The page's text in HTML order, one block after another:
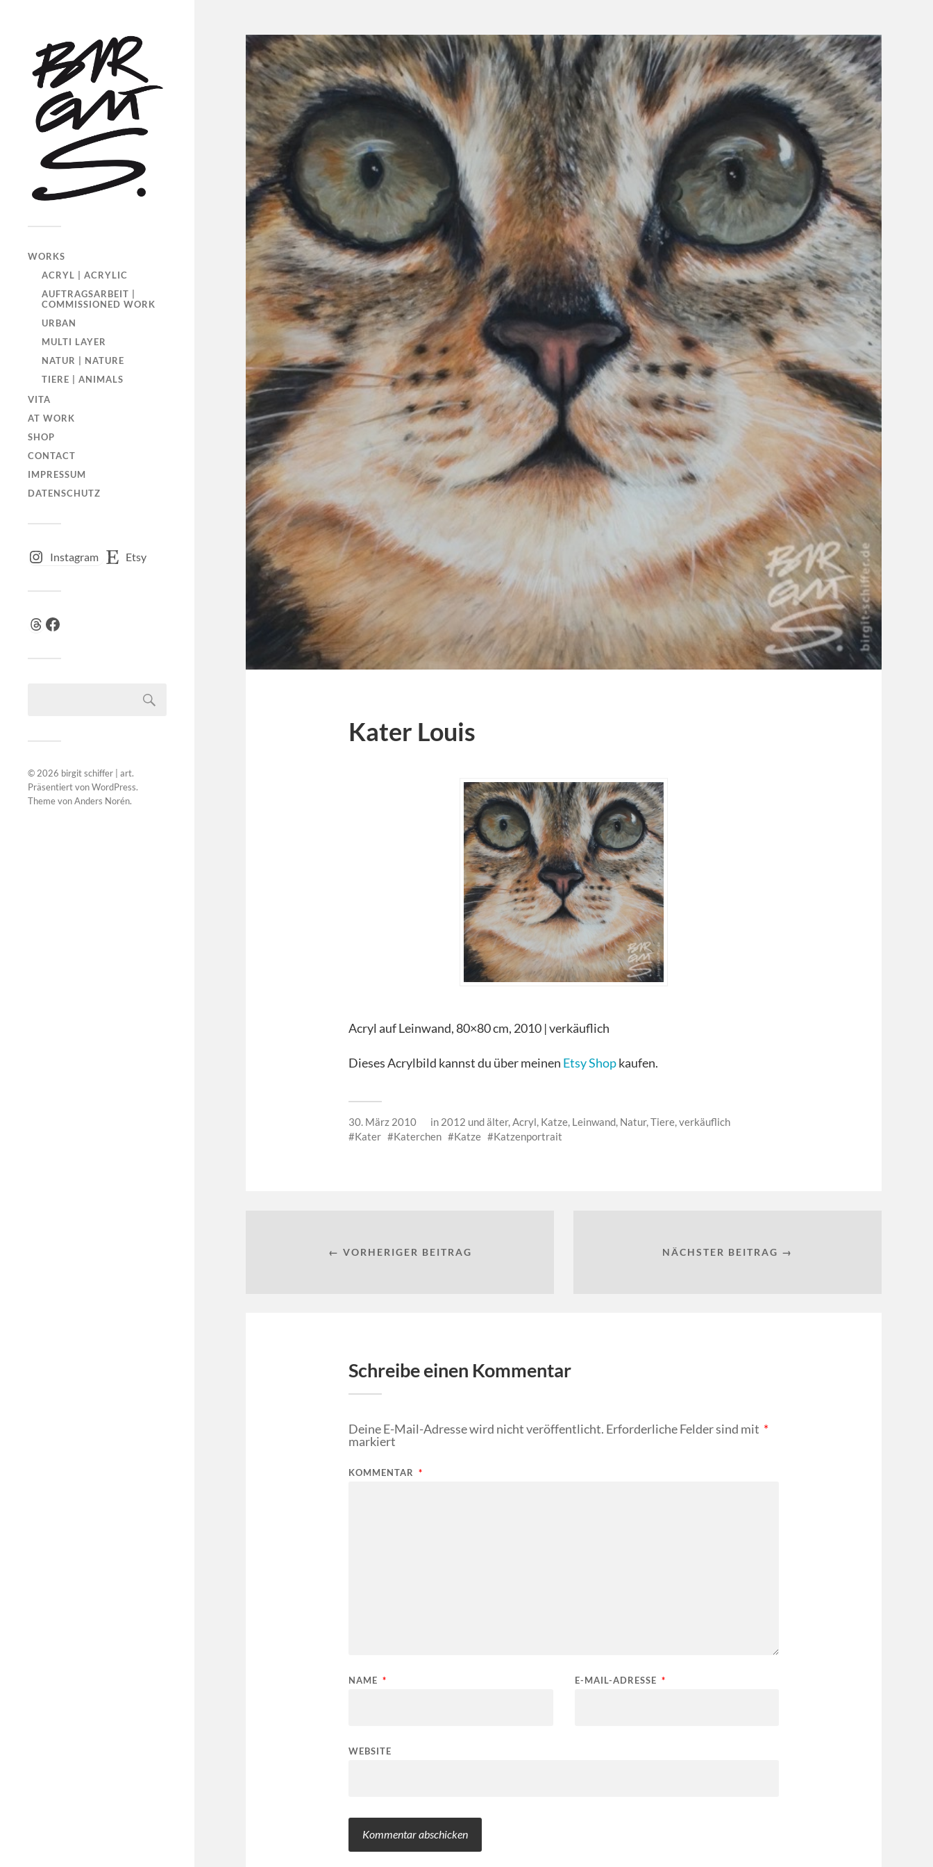
WORKS
ACRYL | ACRYLIC
AUFTRAGSARBEIT |
COMMISSIONED WORK
URBAN
MULTI LAYER
NATUR | NATURE
TIERE | ANIMALS
VITA
AT WORK
SHOP
CONTACT
IMPRESSUM
DATENSCHUTZ
Instagram Etsy
© 2026 birgit schiffer | art.
Präsentiert vonWordPress.
Theme vonAnders Norén.
Kater Louis
Acryl auf Leinwand, 80×80 cm, 2010 | verkäuflich
Dieses Acrylbild kannst du über meinen Etsy Shopkaufen.
30. März 2010 in 2012 und älter, Acryl Katze Leinwand Natur, Tiere verkäuflich
Kater
Katerchen Katze Katzenportrait
← VORHERIGER BEITRAG NÄCHSTER BEITRAG →
Schreibe einen Kommentar
Deine E-Mail-Adresse wird nicht veröffentlicht. Erforderliche Felder sind mit *
markiert
KOMMENTAR *
NAME * E-MAIL-ADRESSE *
WEBSITE